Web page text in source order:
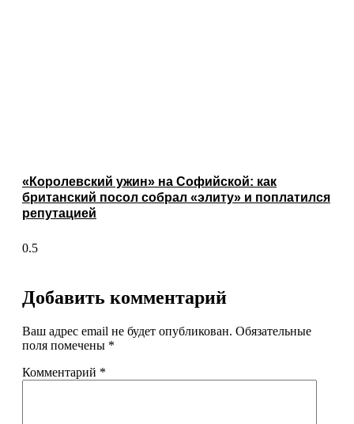
«Королевский ужин» на Софийской: как
британский посол собрал «элиту» и поплатился
репутацией
Добавить комментарий
Ваш адрес email не будет опубликован. Обязательные
поля помечены *
Комментарий *